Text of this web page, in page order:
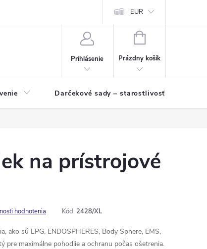
EUR
Prihlásenie
NÁKUPNÝ
Prázdny košík
Darčekové sady – starostlivosť o pleť a
na prístrojové
hodnotenia Kód: 2428/XL
ako sú LPG, ENDOSPHERES, Body Sphere, EMS,
pre maximálne pohodlie a ochranu počas ošetrenia.